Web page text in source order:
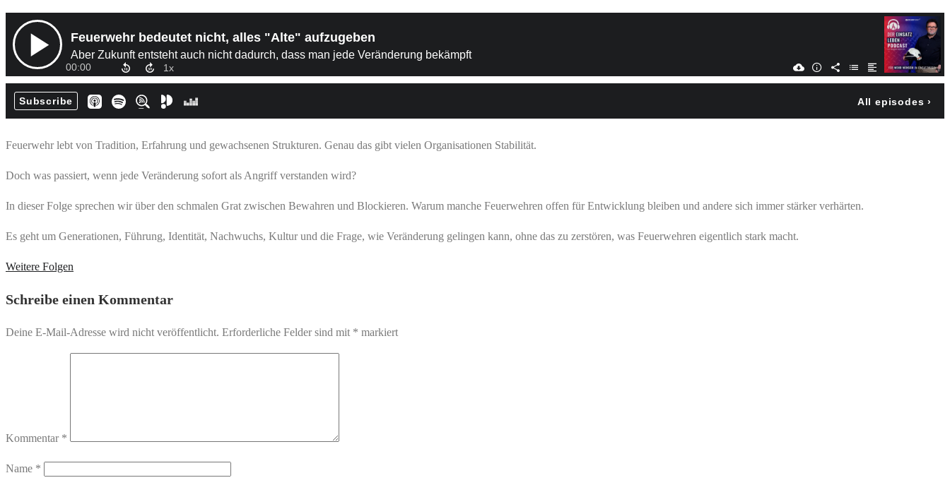
Feuerwehr lebt von Tradition, Erfahrung und gewachsenen Strukturen. Genau das gibt vielen Organisationen Stabilität.
Doch was passiert, wenn jede Veränderung sofort als Angriff verstanden wird?
In dieser Folge sprechen wir über den schmalen Grat zwischen Bewahren und Blockieren. Warum manche Feuerwehren offen für Entwicklung bleiben und andere sich immer stärker verhärten.
Es geht um Generationen, Führung, Identität, Nachwuchs, Kultur und die Frage, wie Veränderung gelingen kann, ohne das zu zerstören, was Feuerwehren eigentlich stark macht.
Weitere Folgen
Schreibe einen Kommentar
Deine E-Mail-Adresse wird nicht veröffentlicht. Erforderliche Felder sind mit * markiert
Kommentar *
Name *